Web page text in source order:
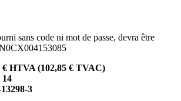
sans code ni mot de passe, devra être
€ HTVA (102,85 € TVAC)
14
3